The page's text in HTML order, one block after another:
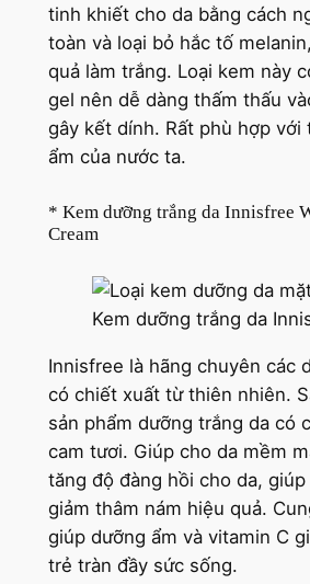
tinh khiết cho da bằng cách
toàn và loại bỏ hắc tố
quả làm trắng. Loại kem này
gel nên dễ dàng thấm thấu
gây kết dính. Rất phù hợp với
ẩm của nước ta.
* Kem dưỡng trắng da Innisfree
Cream
Kem dưỡng trắng da
Innisfree là hãng chuyên các
có chiết xuất từ thiên nhiên.
sản phẩm dưỡng trắng da có
cam tươi. Giúp cho da mềm
tăng độ đàng hồi cho da,
giảm thâm nám hiệu quả.
giúp dưỡng ẩm và vitamin C
trẻ tràn đầy sức sống.